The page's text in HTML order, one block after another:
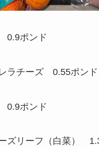
0.9ポンド
ラチーズ 0.55ポンド
0.9ポンド
ズリーフ（白菜）